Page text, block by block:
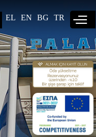
EL EN BG TR